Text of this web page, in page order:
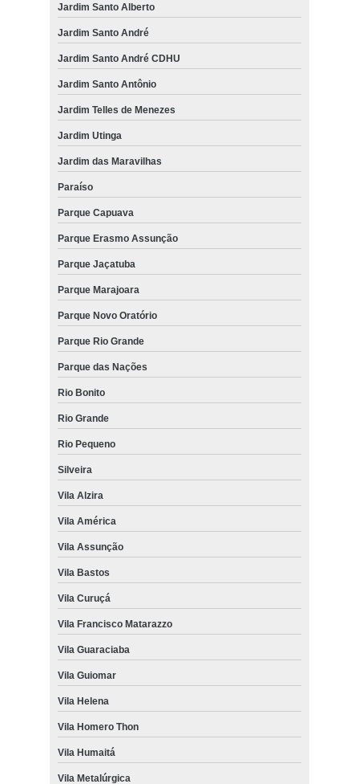
Jardim Santo Alberto
Jardim Santo André
Jardim Santo André CDHU
Jardim Santo Antônio
Jardim Telles de Menezes
Jardim Utinga
Jardim das Maravilhas
Paraíso
Parque Capuava
Parque Erasmo Assunção
Parque Jaçatuba
Parque Marajoara
Parque Novo Oratório
Parque Rio Grande
Parque das Nações
Rio Bonito
Rio Grande
Rio Pequeno
Silveira
Vila Alzira
Vila América
Vila Assunção
Vila Bastos
Vila Curuçá
Vila Francisco Matarazzo
Vila Guaraciaba
Vila Guiomar
Vila Helena
Vila Homero Thon
Vila Humaitá
Vila Metalúrgica